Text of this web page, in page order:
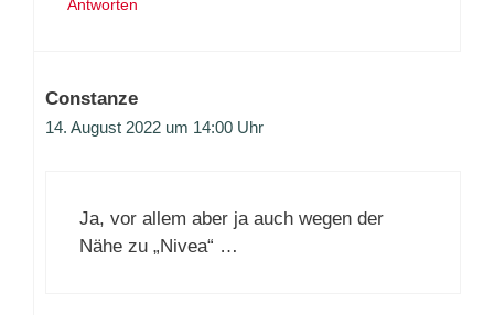
Antworten
Constanze
14. August 2022 um 14:00 Uhr
Ja, vor allem aber ja auch wegen der
Nähe zu „Nivea“ …